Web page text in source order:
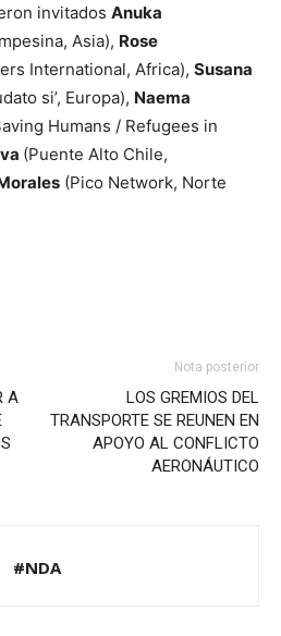
invitados Anuka
Asia), Rose
International, Africa), Susana
si’, Europa), Naema
Humans / Refugees in
(Puente Alto Chile,
(Pico Network, Norte
A
Nota posterior
LOS GREMIOS DEL
TRANSPORTE SE REUNEN EN
APOYO AL CONFLICTO
AERONÁUTICO
#NDA